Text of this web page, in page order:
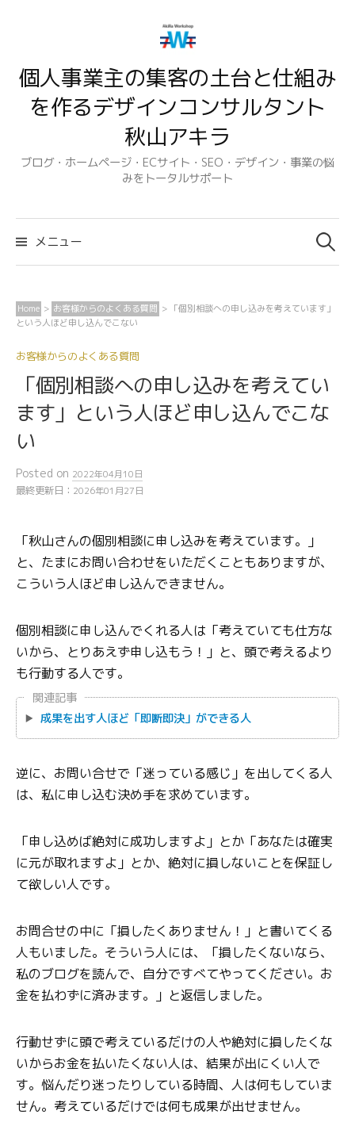
ン
キ
個人事業主の集客の土台と仕組み
を作るデザインコンサルタント
秋山アキラ
ブログ・ホームページ・ECサイト・SEO・デザイン・事業の悩
みをトータルサポート
メニュー
検
索:
Home > お客様からのよくある質問 > 「個別相談への申し込みを考えています」
という人ほど申し込んでこない
お客様からのよくある質問
「個別相談への申し込みを考えてい
ます」という人ほど申し込んでこな
い
Posted on 2022年04月10日
最終更新日： 2026年01月27日
「秋山さんの個別相談に申し込みを考えています。」
と、たまにお問い合わせをいただくこともありますが、
こういう人ほど申し込んできません。
個別相談に申し込んでくれる人は「考えていても仕方な
いから、とりあえず申し込もう！」と、頭で考えるより
も行動する人です。
関連記事
成果を出す人ほど「即断即決」ができる人
逆に、お問い合せで「迷っている感じ」を出してくる人
は、私に申し込む決め手を求めています。
「申し込めば絶対に成功しますよ」とか「あなたは確実
に元が取れますよ」とか、絶対に損しないことを保証し
て欲しい人です。
お問合せの中に「損したくありません！」と書いてくる
人もいました。そういう人には、「損したくないなら、
私のブログを読んで、自分ですべてやってください。お
金を払わずに済みます。」と返信しました。
行動せずに頭で考えているだけの人や絶対に損したくな
いからお金を払いたくない人は、結果が出にくい人で
す。悩んだり迷ったりしている時間、人は何もしていま
せん。考えているだけでは何も成果が出せません。